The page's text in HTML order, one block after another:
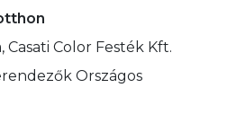
Color Festék Kft.
Országos